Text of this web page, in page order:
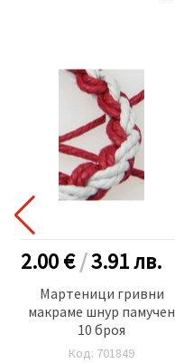
2.00 €/3.91лв.
Мартеници гривни
макраме шнур памучен
10 броя
Код: 701849